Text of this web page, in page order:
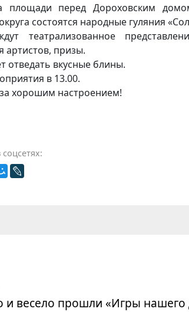
перед Дороховским
состоятся народные гуляния
театрализованное
артистов, призы.
отведать вкусные блины.
в 13.00.
хорошим настроением!
весело прошли «Игры нашего